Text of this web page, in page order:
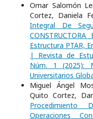
Omar Salomón
Cortez, Daniela
Integral De
Estructura PTAR,
| Revista de
Núm. 1 (2025):
Universitarios
Miguel Ángel
Quito Cortez,
Operaciones